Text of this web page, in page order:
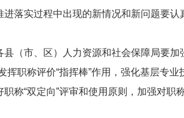
落实过程中出现的新情况和新问题要认
县（市、区）人力资源和社会保障局要
挥职称评价“指挥棒”作用，强化基层专
称“双定向”评审和使用原则，加强对职